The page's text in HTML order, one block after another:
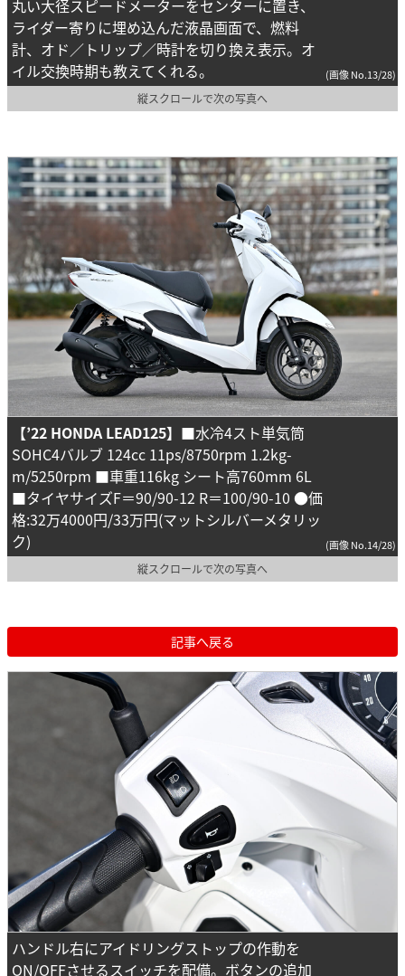
丸い大径スピードメーターをセンターに置き、
ライダー寄りに埋め込んだ液晶画面で、燃料
計、オド／トリップ／時計を切り換え表示。オ
イル交換時期も教えてくれる。
(画像 No.13/28)
縦スクロールで次の写真へ
【’22 HONDA LEAD125】 ■水冷4スト単気筒
SOHC4バルブ 124cc 11ps/8750rpm 1.2kg-
m/5250rpm ■車重116kg シート高760mm 6L
■タイヤサイズF＝90/90-12 R＝100/90-10 ●価
格:32万4000円/33万円(マットシルバーメタリッ
ク)
(画像 No.14/28)
縦スクロールで次の写真へ
記事へ戻る
ハンドル右にアイドリングストップの作動を
ON/OFFさせるスイッチを配備。ボタンの追加